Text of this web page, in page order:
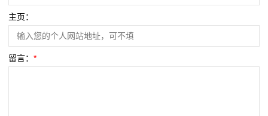
主页：
留言： *